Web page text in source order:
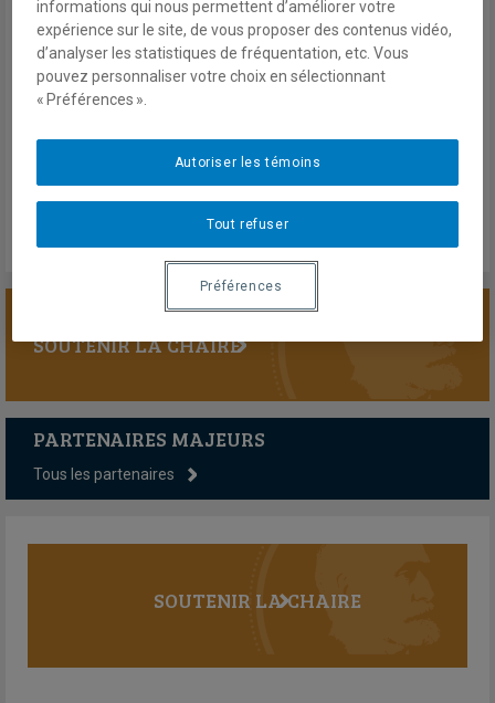
stock d’armes nucléaires nord-coréen, le président des États-
Unis et le dirigeant de la Corée du Nord monopoliseront
l’attention médiatique.
En savoir plus
SOUTENIR LA CHAIRE
PARTENAIRES MAJEURS
Tous les partenaires
SOUTENIR LA CHAIRE
informations qui nous permettent d’améliorer votre
expérience sur le site, de vous proposer des contenus vidéo,
d’analyser les statistiques de fréquentation, etc. Vous
pouvez personnaliser votre choix en sélectionnant
« Préférences ».
Tout refuser
Autoriser les témoins
Préférences